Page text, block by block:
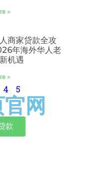
»
商家贷款全攻
年海外华人老
机遇
»
4 5
网
款